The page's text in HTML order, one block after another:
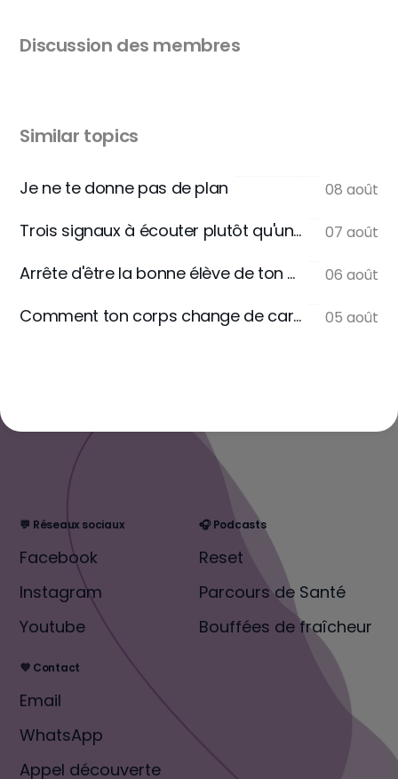
Discussion des membres
Similar topics
Je ne te donne pas de plan 08 août
Trois signaux à écouter plutôt qu'une règle 07 août
Arrête d'être la bonne élève de ton assiette 06 août
Comment ton corps change de carburant 05 août
💬 Réseaux sociaux
Facebook
Instagram
Youtube
🎧 Podcasts
Reset
Parcours de Santé
Bouffées de fraîcheur
💜 Contact
Email
WhatsApp
Appel découverte